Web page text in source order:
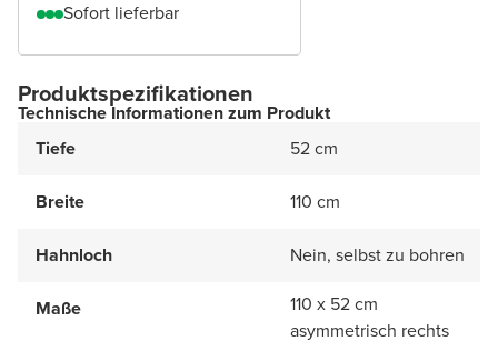
Sofort lieferbar
Produktspezifikationen
Technische Informationen zum Produkt
Tiefe
52 cm
Breite 110 cm
Hahnloch Nein, selbst zu bohren
Maße
110 x 52 cm
asymmetrisch rechts